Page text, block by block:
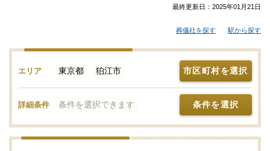
儀を行う式場は、ご自宅や寺院の式場、セレモニーホールなどが
場に向けて出棺する流れが一般的ですが、地元に限らず近隣地域
で利便性のよい総合斎場を利用する方もいらっしゃいます。「み
んなが選んだお葬式」では、斎場やセレモニーホールを調査。そ
れぞれの機能や評価などをご覧いただき、申込みの流れなど、ご
不明点があれば、些細と思われることでも遠慮なくお電話でご相
談ください。
葬儀と葬式、告別式の違いとは？葬儀の意味、費用相場や流れ
も解説
最終更新日： 2025年01月21日
葬儀社を探す 駅から探す
エリア 東京都 狛江市 市区町村を選択
詳細条件 条件を選択できます 条件を選択